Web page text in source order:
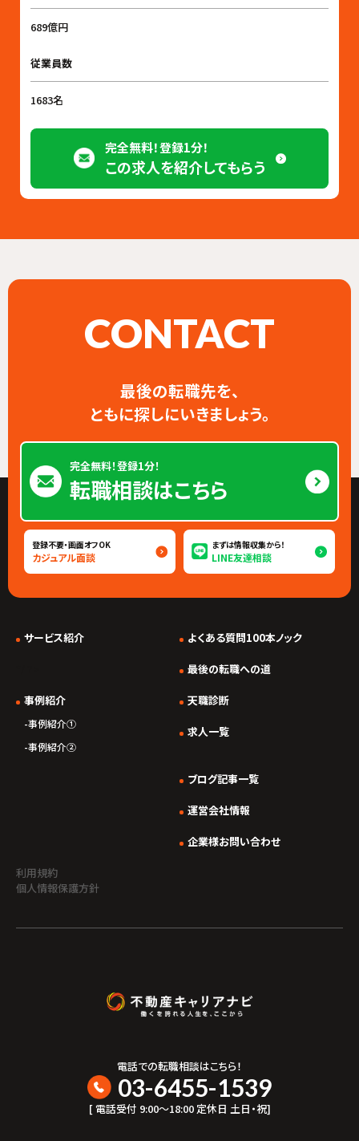
689億円
従業員数
1683名
完全無料！登録1分！
この求人を紹介してもらう
CONTACT
最後の転職先を、
ともに探しにいきましょう。
完全無料！登録1分！
転職相談はこちら
登録不要・画面オフOK
カジュアル面談
まずは情報収集から！
LINE友達相談
サービス紹介
事例紹介
事例紹介①
事例紹介②
よくある質問100本ノック
最後の転職への道
天職診断
求人一覧
ブログ記事一覧
運営会社情報
企業様お問い合わせ
利用規約
個人情報保護方針
電話での転職相談はこちら！
03-6455-1539
[ 電話受付 9:00〜18:00 定休日 土日・祝]